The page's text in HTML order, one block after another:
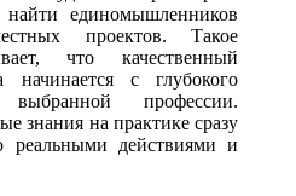
найти единомышленников
проектов. Такое
что качественный
начинается с глубокого
профессии.
знания на практике сразу
реальными действиями и